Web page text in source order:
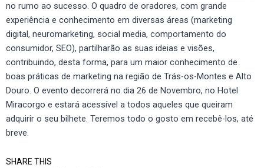
no rumo ao sucesso. O quadro de oradores, com grande
experiência e conhecimento em diversas áreas (marketing
digital, neuromarketing, social media, comportamento do
consumidor, SEO), partilharão as suas ideias e visões,
contribuindo, desta forma, para um maior conhecimento de
boas práticas de marketing na região de Trás-os-Montes e Alto
Douro. O evento decorrerá no dia 26 de Novembro, no Hotel
Miracorgo e estará acessível a todos aqueles que queiram
adquirir o seu bilhete. Teremos todo o gosto em recebê-los, até
breve.
SHARE THIS